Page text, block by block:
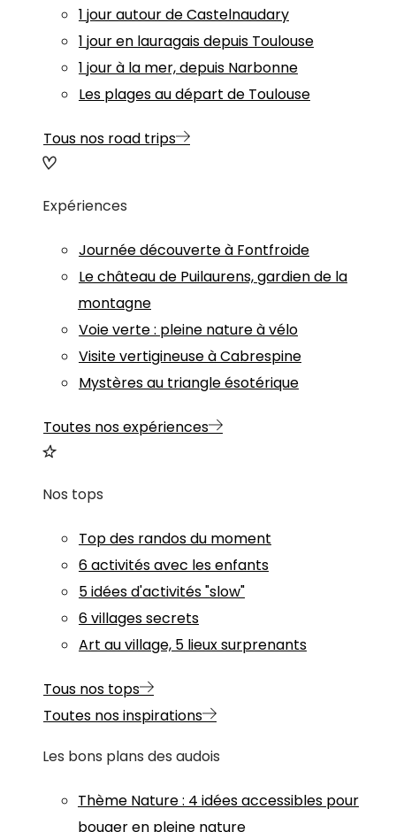
1 jour autour de Castelnaudary
1 jour en lauragais depuis Toulouse
1 jour à la mer, depuis Narbonne
Les plages au départ de Toulouse
Tous nos road trips
Expériences
Journée découverte à Fontfroide
Le château de Puilaurens, gardien de la
montagne
Voie verte : pleine nature à vélo
Visite vertigineuse à Cabrespine
Mystères au triangle ésotérique
Toutes nos expériences
Nos tops
Top des randos du moment
6 activités avec les enfants
5 idées d'activités "slow"
6 villages secrets
Art au village, 5 lieux surprenants
Tous nos tops
Toutes nos inspirations
Les bons plans des audois
Thème Nature: 4 idées accessibles pour
bouger en pleine nature